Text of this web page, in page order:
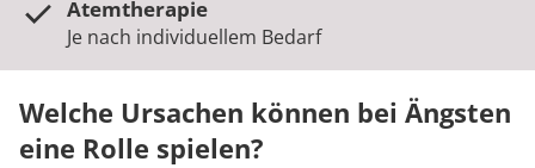
Atemtherapie
Je nach individuellem Bedarf
Welche Ursachen können bei Ängsten
eine Rolle spielen?